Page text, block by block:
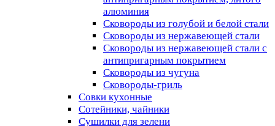
алюминия
Сковороды из голубой и белой стали
Сковороды из нержавеющей стали
Сковороды из нержавеющей стали с
антипригарным покрытием
Сковороды из чугуна
Сковороды-гриль
Совки кухонные
Сотейники, чайники
Сушилки для зелени